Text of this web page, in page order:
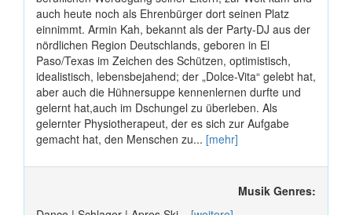
auch heute noch als Ehrenbürger dort seinen Platz
einnimmt. Armin Kah, bekannt als der Party-DJ aus der
nördlichen Region Deutschlands, geboren in El
Paso/Texas im Zeichen des Schützen, optimistisch,
idealistisch, lebensbejahend; der „Dolce-Vita“ gelebt hat,
aber auch die Hühnersuppe kennenlernen durfte und
gelernt hat,auch im Dschungel zu überleben. Als
gelernter Physiotherapeut, der es sich zur Aufgabe
gemacht hat, den Menschen zu... [mehr]
Musik Genres: